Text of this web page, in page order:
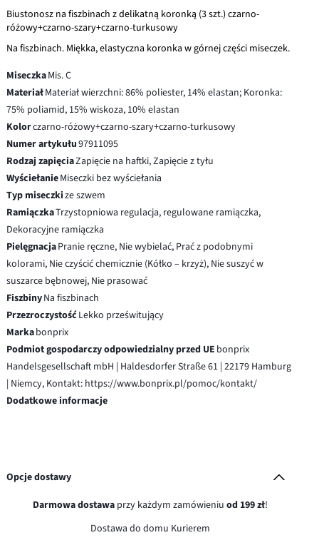
Biustonosz na fiszbinach z delikatną koronką (3 szt.) czarno-
różowy+czarno-szary+czarno-turkusowy
Na fiszbinach. Miękka, elastyczna koronka w górnej części miseczek.
MiseczkaMis. C
MateriałMateriał wierzchni: 86% poliester, 14% elastan; Koronka:
75% poliamid, 15% wiskoza, 10% elastan
Kolorczarno-różowy+czarno-szary+czarno-turkusowy
Numer artykułu97911095
Rodzaj zapięciaZapięcie na haftki, Zapięcie z tyłu
WyściełanieMiseczki bez wyściełania
Typ miseczkize szwem
RamiączkaTrzystopniowa regulacja, regulowane ramiączka,
Dekoracyjne ramiączka
PielęgnacjaPranie ręczne, Nie wybielać, Prać z podobnymi
kolorami, Nie czyścić chemicznie (Kółko – krzyż), Nie suszyć w
suszarce bębnowej, Nie prasować
FiszbinyNa fiszbinach
PrzezroczystośćLekko prześwitujący
Markabonprix
Podmiot gospodarczy odpowiedzialny przed UE bonprix
Handelsgesellschaft mbH | Haldesdorfer Straße 61 | 22179 Hamburg
| Niemcy, Kontakt: https://www.bonprix.pl/pomoc/kontakt/
Dodatkowe informacje
Opcje dostawy
Darmowa dostawaprzy każdym zamówieniu od 199 zł!
Dostawa do domu Kurierem